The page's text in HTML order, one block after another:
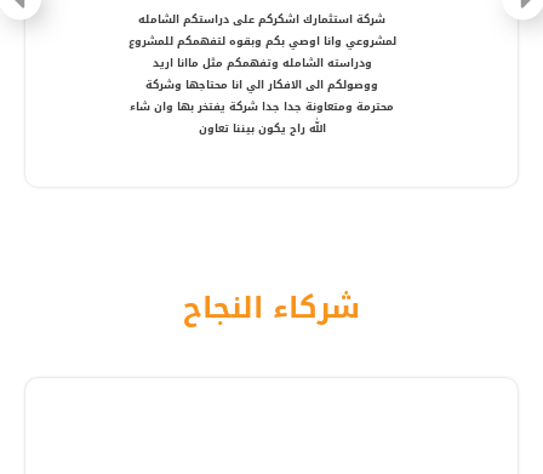
شركة متعاونة، انصح بالتعامل معها ، شكرا أستاذ
أمير
شركاء النجاح